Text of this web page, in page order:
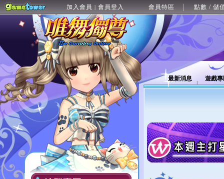
加入會員 | 會員登入 會員特區 點數 / 儲
最新消息 遊戲